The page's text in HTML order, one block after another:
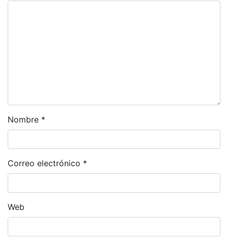
Nombre *
Correo electrónico *
Web